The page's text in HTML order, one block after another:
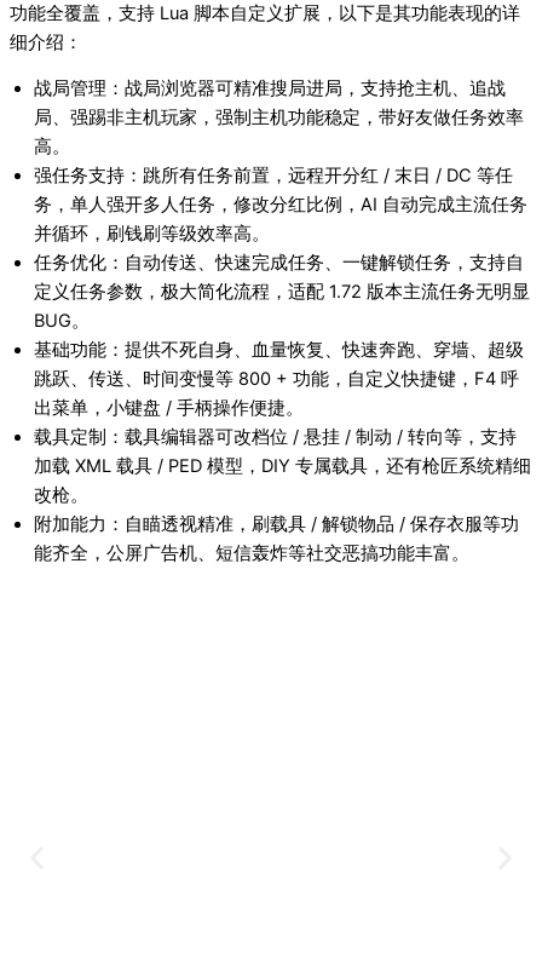
功能全覆盖，支持 Lua 脚本自定义扩展，以下是其功能表现的详
细介绍：
战局管理：战局浏览器可精准搜局进局，支持抢主机、追战
局、强踢非主机玩家，强制主机功能稳定，带好友做任务效率
高。
强任务支持：跳所有任务前置，远程开分红 / 末日 / DC 等任
务，单人强开多人任务，修改分红比例，AI 自动完成主流任务
并循环，刷钱刷等级效率高。
任务优化：自动传送、快速完成任务、一键解锁任务，支持自
定义任务参数，极大简化流程，适配 1.72 版本主流任务无明显
BUG。
基础功能：提供不死自身、血量恢复、快速奔跑、穿墙、超级
跳跃、传送、时间变慢等 800 + 功能，自定义快捷键，F4 呼
出菜单，小键盘 / 手柄操作便捷。
载具定制：载具编辑器可改档位 / 悬挂 / 制动 / 转向等，支持
加载 XML 载具 / PED 模型，DIY 专属载具，还有枪匠系统精细
改枪。
附加能力：自瞄透视精准，刷载具 / 解锁物品 / 保存衣服等功
能齐全，公屏广告机、短信轰炸等社交恶搞功能丰富。